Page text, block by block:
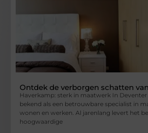
Ontdek de verborgen schatten
Haverkamp: sterk in maatwerk In
bekend als een betrouwbare specialist in
wonen en werken. Al jarenlang levert het
hoogwaardige